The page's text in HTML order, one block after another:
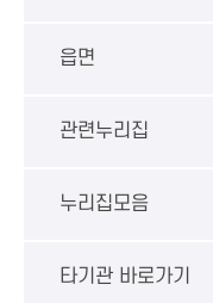
읍면
관련누리집
누리집모음
타기관 바로가기